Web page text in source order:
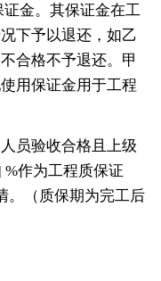
金。其保证金在工
下予以退还，如乙
合格不予退还。甲
用保证金用于工程
员验收合格且上级
作为工程质保证
。（质保期为完工后